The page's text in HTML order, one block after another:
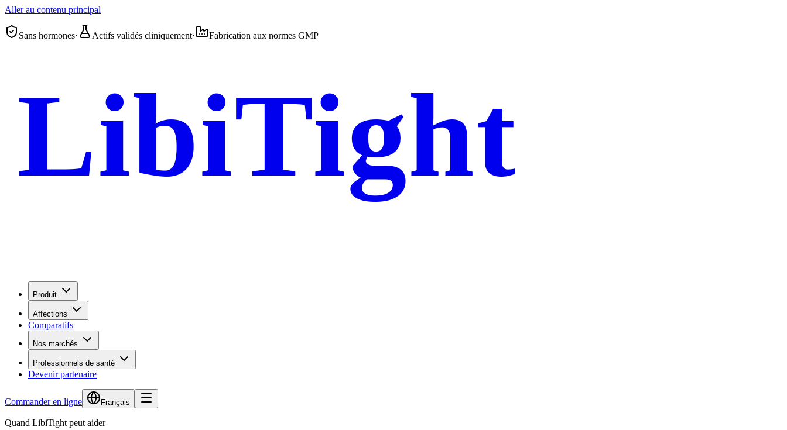
Aller au contenu principal
Sans hormones· Actifs validés cliniquement· Fabrication aux normes GMP
LibiTight
Produit
Affections
Comparatifs
Nos marchés
Professionnels de santé
Devenir partenaire
Commander en ligne Français
Quand LibiTight peut aider